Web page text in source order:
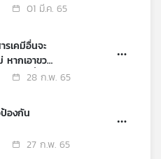
01 มี.ค. 65
รเคมีอื่นจะ
หากเอาขวด
นเป็นน้ำแข็ง
28 ก.พ. 65
องกัน
27 ก.พ. 65